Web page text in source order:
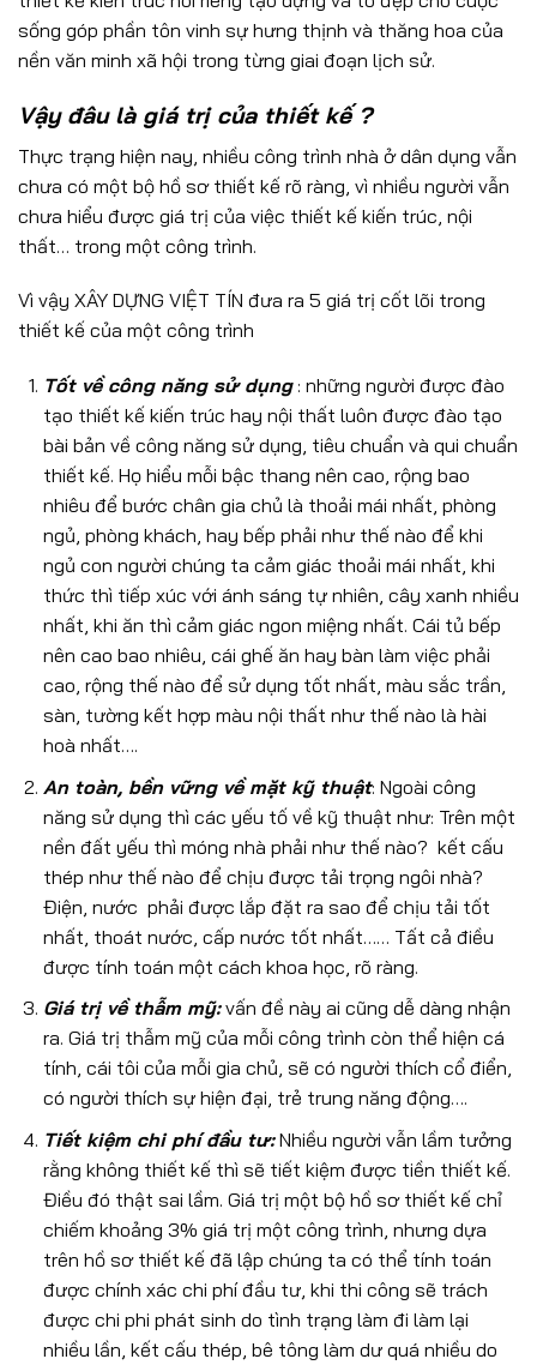
sống góp phần tôn vinh sự hưng thịnh và thăng hoa của
nền văn minh xã hội trong từng giai đoạn lịch sử.
Vậy đâu là giá trị của thiết kế ?
Thực trạng hiện nay, nhiều công trình nhà ở dân dụng vẫn
chưa có một bộ hồ sơ thiết kế rõ ràng, vì nhiều người vẫn
chưa hiểu được giá trị của việc thiết kế kiến trúc, nội
thất… trong một công trình.
Vì vậy XÂY DỰNG VIỆT TÍN đưa ra 5 giá trị cốt lõi trong
thiết kế của một công trình
Tốt về công năng sử dụng: những người được đào
tạo thiết kế kiến trúc hay nội thất luôn được đào tạo
bài bản về công năng sử dụng, tiêu chuẩn và qui chuẩn
thiết kế. Họ hiểu mỗi bậc thang nên cao, rộng bao
nhiêu để bước chân gia chủ là thoải mái nhất, phòng
ngủ, phòng khách, hay bếp phải như thế nào để khi
ngủ con người chúng ta cảm giác thoải mái nhất, khi
thức thì tiếp xúc với ánh sáng tự nhiên, cây xanh nhiều
nhất, khi ăn thì cảm giác ngon miệng nhất. Cái tủ bếp
nên cao bao nhiêu, cái ghế ăn hay bàn làm việc phải
cao, rộng thế nào để sử dụng tốt nhất, màu sắc trần,
sàn, tường kết hợp màu nội thất như thế nào là hài
hoà nhất….
An toàn, bền vững về mặt kỹ thuật: Ngoài công
năng sử dụng thì các yếu tố về kỹ thuật như: Trên một
nền đất yếu thì móng nhà phải như thế nào? kết cấu
thép như thế nào để chịu được tải trọng ngôi nhà?
Điện, nước phải được lắp đặt ra sao để chịu tải tốt
nhất, thoát nước, cấp nước tốt nhất…… Tất cả điều
được tính toán một cách khoa học, rõ ràng.
Giá trị về thẫm mỹ:vấn đề này ai cũng dễ dàng nhận
ra. Giá trị thẫm mỹ của mỗi công trình còn thể hiện cá
tính, cái tôi của mỗi gia chủ, sẽ có người thích cổ điển,
có người thích sự hiện đại, trẻ trung năng động….
Tiết kiệm chi phí đầu tư:Nhiều người vẫn lầm tưởng
rằng không thiết kế thì sẽ tiết kiệm được tiền thiết kế.
Điều đó thật sai lầm. Giá trị một bộ hồ sơ thiết kế chỉ
chiếm khoảng 3% giá trị một công trình, nhưng dựa
trên hồ sơ thiết kế đã lập chúng ta có thể tính toán
được chính xác chi phí đầu tư, khi thi công sẽ trách
được chi phi phát sinh do tình trạng làm đi làm lại
nhiều lần, kết cấu thép, bê tông làm dư quá nhiều do